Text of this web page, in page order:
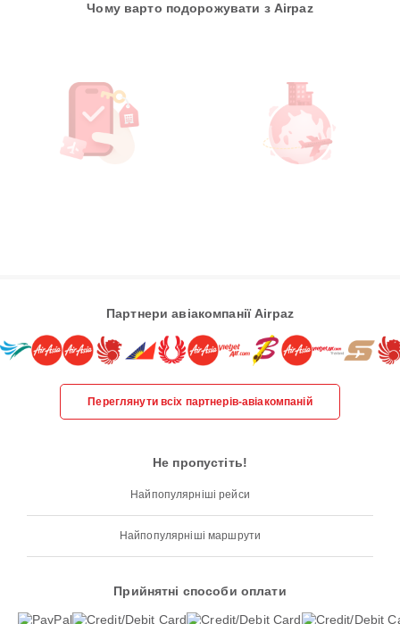
Чому варто подорожувати з Airpaz
Партнери авіакомпанії Airpaz
Переглянути всіх партнерів-авіакомпаній
Не пропустіть!
Найпопулярніші рейси
Найпопулярніші маршрути
Прийнятні способи оплати